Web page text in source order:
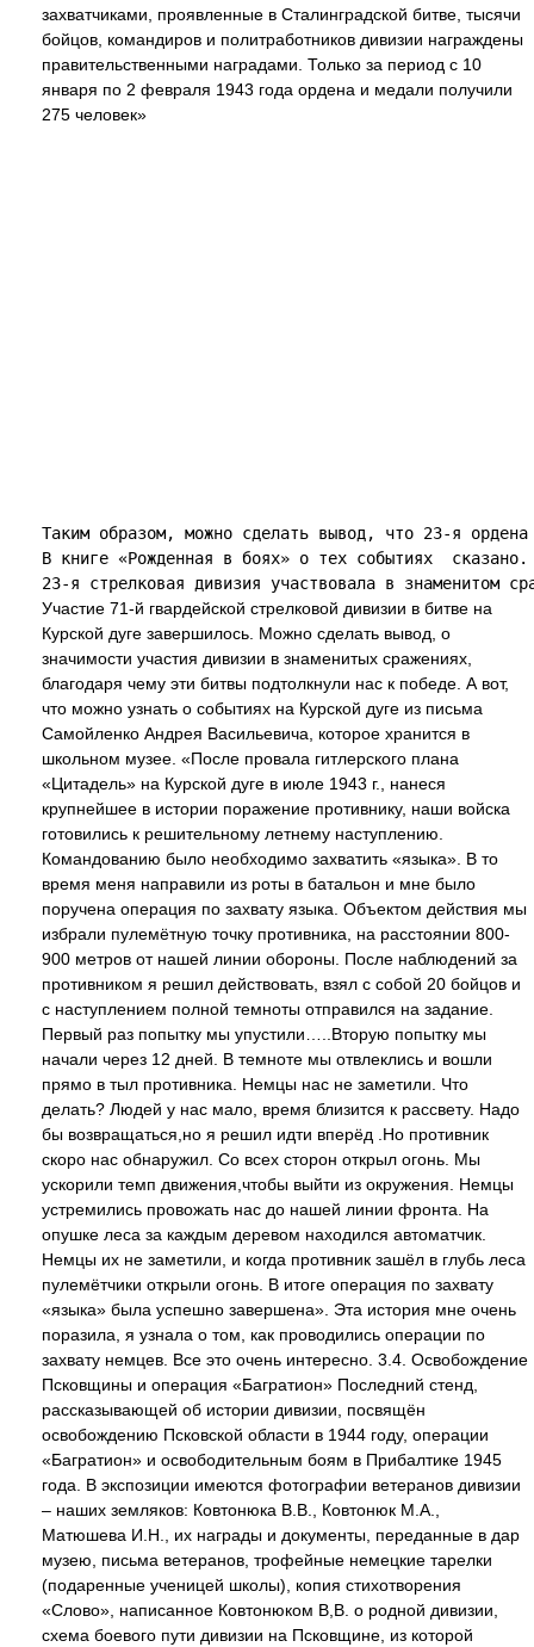
захватчиками, проявленные в Сталинградской битве, тысячи
бойцов, командиров и политработников дивизии награждены
правительственными наградами. Только за период с 10
января по 2 февраля 1943 года ордена и медали получили
275 человек»
Таким образом, можно сделать вывод, что 23-я
В книге «Рожденная в боях» о тех событиях
Участие 71-й гвардейской стрелковой дивизии в битве на
Курской дуге завершилось. Можно сделать вывод, о
значимости участия дивизии в знаменитых сражениях,
благодаря чему эти битвы подтолкнули нас к победе. А вот,
что можно узнать о событиях на Курской дуге из письма
Самойленко Андрея Васильевича, которое хранится в
школьном музее. «После провала гитлерского плана
«Цитадель» на Курской дуге в июле 1943 г., нанеся
крупнейшее в истории поражение противнику, наши войска
готовились к решительному летнему наступлению.
Командованию было необходимо захватить «языка». В то
время меня направили из роты в батальон и мне было
поручена операция по захвату языка. Объектом действия мы
избрали пулемётную точку противника, на расстоянии 800-
900 метров от нашей линии обороны. После наблюдений за
противником я решил действовать, взял с собой 20 бойцов и
с наступлением полной темноты отправился на задание.
Первый раз попытку мы упустили…..Вторую попытку мы
начали через 12 дней. В темноте мы отвлеклись и вошли
прямо в тыл противника. Немцы нас не заметили. Что
делать? Людей у нас мало, время близится к рассвету. Надо
бы возвращаться,но я решил идти вперёд .Но противник
скоро нас обнаружил. Со всех сторон открыл огонь. Мы
ускорили темп движения,чтобы выйти из окружения. Немцы
устремились провожать нас до нашей линии фронта. На
опушке леса за каждым деревом находился автоматчик.
Немцы их не заметили, и когда противник зашёл в глубь леса
пулемётчики открыли огонь. В итоге операция по захвату
«языка» была успешно завершена». Эта история мне очень
поразила, я узнала о том, как проводились операции по
захвату немцев. Все это очень интересно. 3.4. Освобождение
Псковщины и операция «Багратион» Последний стенд,
рассказывающей об истории дивизии, посвящён
освобождению Псковской области в 1944 году, операции
«Багратион» и освободительным боям в Прибалтике 1945
года. В экспозиции имеются фотографии ветеранов дивизии
– наших земляков: Ковтонюка В.В., Ковтонюк М.А.,
Матюшева И.Н., их награды и документы, переданные в дар
музею, письма ветеранов, трофейные немецкие тарелки
(подаренные ученицей школы), копия стихотворения
«Слово», написанное Ковтонюком В,В. о родной дивизии,
схема боевого пути дивизии на Псковщине, из которой